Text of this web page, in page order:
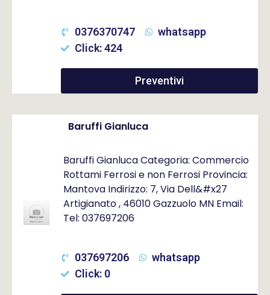
0376370747
whatsapp
Click: 424
Preventivi
Baruffi Gianluca
Baruffi Gianluca Categoria: Commercio
Rottami Ferrosi e non Ferrosi Provincia:
Mantova Indirizzo: 7, Via Dell&#x27
Artigianato , 46010 Gazzuolo MN Email:
Tel: 037697206
037697206
whatsapp
Click: 0